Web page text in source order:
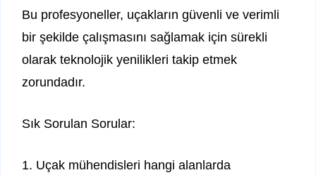
Bu profesyoneller, uçakların güvenli ve verimli
bir şekilde çalışmasını sağlamak için sürekli
olarak teknolojik yenilikleri takip etmek
zorundadır.
Sık Sorulan Sorular:
1. Uçak mühendisleri hangi alanlarda